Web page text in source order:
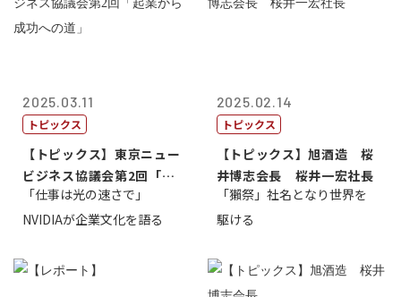
2025.03.11
トピックス
【トピックス】東京ニュー
ビジネス協議会第2回「起
業から成功へ...
「仕事は光の速さで」
NVIDIAが企業文化を語る
2025.02.14
トピックス
【トピックス】旭酒造 桜
井博志会長 桜井一宏社長
「獺祭」社名となり世界を
駆ける